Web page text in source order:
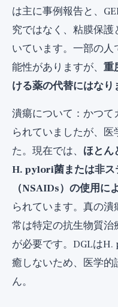
は主に事例報告と、
究ではなく、粘膜保
いています。一部の
能性がありますが、 重
ける薬の代替にはなり
潰瘍について：かつて
られていましたが、
た。現在では、 ほとん
H. pylori菌または非ス
（NSAIDs）の使用に
られています。真の
常は特定の抗生物質
が必要です。DGLは
癒しないため、医学
ん。